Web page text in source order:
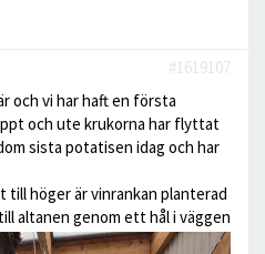
#1619107
och vi har haft en första
och ute krukorna har flyttat
sista potatisen idag och har
till höger är vinrankan planterad
altanen genom ett hål i väggen